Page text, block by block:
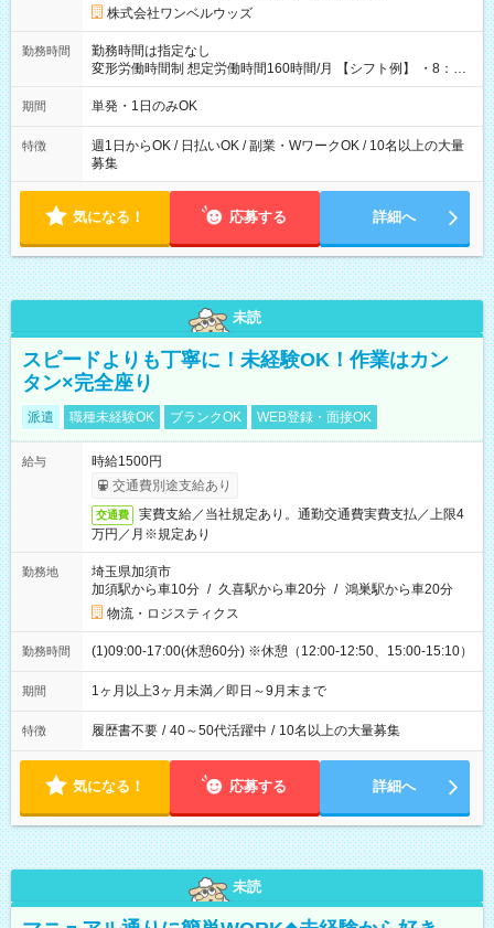
株式会社ワンベルウッズ
勤務時間
勤務時間は指定なし
変形労働時間制 想定労働時間160時間/月 【シフト例】 ・8：00
～21：00
期間 単発・1日のみOK
特徴
週1日からOK / 日払いOK / 副業・WワークOK / 10名以上の大量
募集
気になる！ 応募する 詳細へ
未読
スピードよりも丁寧に！未経験OK！作業はカン
タン×完全座り
派遣 職種未経験OK ブランクOK WEB登録・面接OK
給与
時給1500円
交通費別途支給あり
交通費
実費支給／当社規定あり。通勤交通費実費支払／上限4
万円／月※規定あり
勤務地
埼玉県加須市
加須駅から車10分 / 久喜駅から車20分 / 鴻巣駅から車20分
物流・ロジスティクス
勤務時間 (1)09:00-17:00(休憩60分) ※休憩（12:00-12:50、15:00-15:10）
期間 1ヶ月以上3ヶ月未満／即日～9月末まで
特徴 履歴書不要 / 40～50代活躍中 / 10名以上の大量募集
気になる！ 応募する 詳細へ
未読